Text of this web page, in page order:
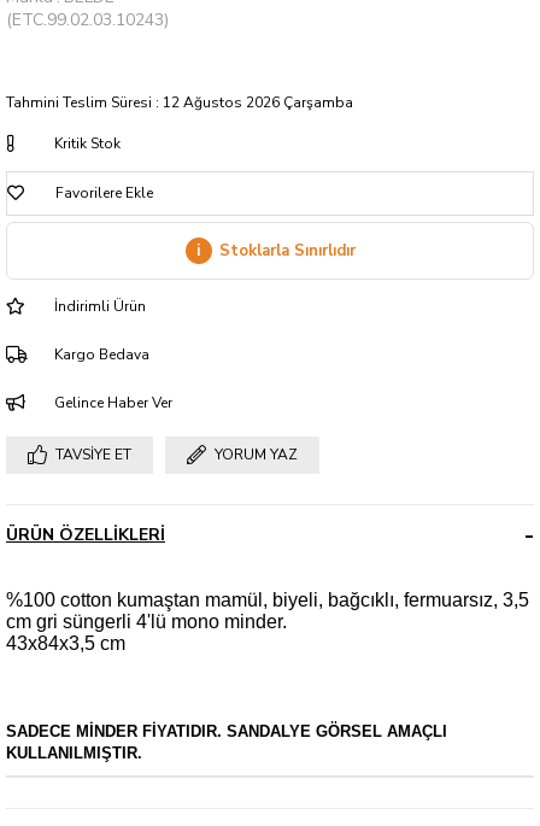
(ETC.99.02.03.10243)
Tahmini Teslim Süresi : 12 Ağustos 2026 Çarşamba
Kritik Stok
Favorilere Ekle
i Stoklarla Sınırlıdır
İndirimli Ürün
Kargo Bedava
Gelince Haber Ver
TAVSIYE ET YORUM YAZ
ÜRÜN ÖZELLIKLERI
%100 cotton kumaştan mamül, biyeli, bağcıklı, fermuarsız, 3,5
cm gri süngerli 4'lü mono minder.
43x84x3,5 cm
SADECE MİNDER FİYATIDIR. SANDALYE GÖRSEL AMAÇLI
KULLANILMIŞTIR.